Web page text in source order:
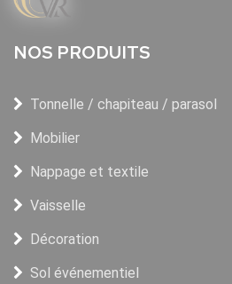
NOS PRODUITS
Tonnelle / chapiteau / parasol
Mobilier
Nappage et textile
Vaisselle
Décoration
Sol événementiel